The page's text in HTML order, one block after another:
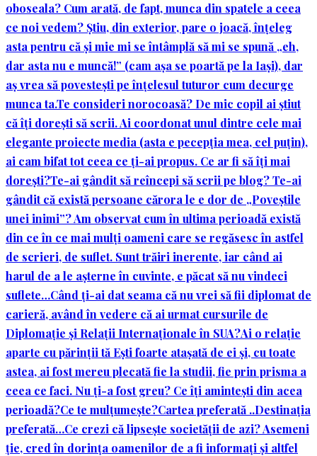
oboseala? Cum arată, de fapt, munca din spatele a ceea
ce noi vedem? Știu, din exterior, pare o joacă, înțeleg
asta pentru că și mie mi se întâmplă să mi se spună „eh,
dar asta nu e muncă!” (cam așa se poartă pe la Iași), dar
aș vrea să povestești pe înțelesul tuturor cum decurge
munca ta.Te consideri norocoasă? De mic copil ai știut
că îți dorești să scrii. Ai coordonat unul dintre cele mai
elegante proiecte media (asta e pecepția mea, cel puțin),
ai cam bifat tot ceea ce ți-ai propus. Ce ar fi să îți mai
dorești?Te-ai gândit să reîncepi să scrii pe blog? Te-ai
gândit că există persoane cărora le e dor de „Poveștile
unei inimi”? Am observat cum în ultima perioadă există
din ce în ce mai mulți oameni care se regăsesc în astfel
de scrieri, de suflet. Sunt trăiri inerente, iar când ai
harul de a le așterne în cuvinte, e păcat să nu vindeci
suflete…Când ți-ai dat seama că nu vrei să fii diplomat de
carieră, având în vedere că ai urmat cursurile de
Diplomație și Relații Internaționale în SUA?Ai o relație
aparte cu părinții tă Ești foarte atașată de ei și, cu toate
astea, ai fost mereu plecată fie la studii, fie prin prisma a
ceea ce faci. Nu ți-a fost greu? Ce îți amintești din acea
perioadă?Ce te mulțumește?Cartea preferată ..Destinația
preferată…Ce crezi că lipsește societății de azi? Asemeni
ție, cred în dorința oamenilor de a fi informați și altfel